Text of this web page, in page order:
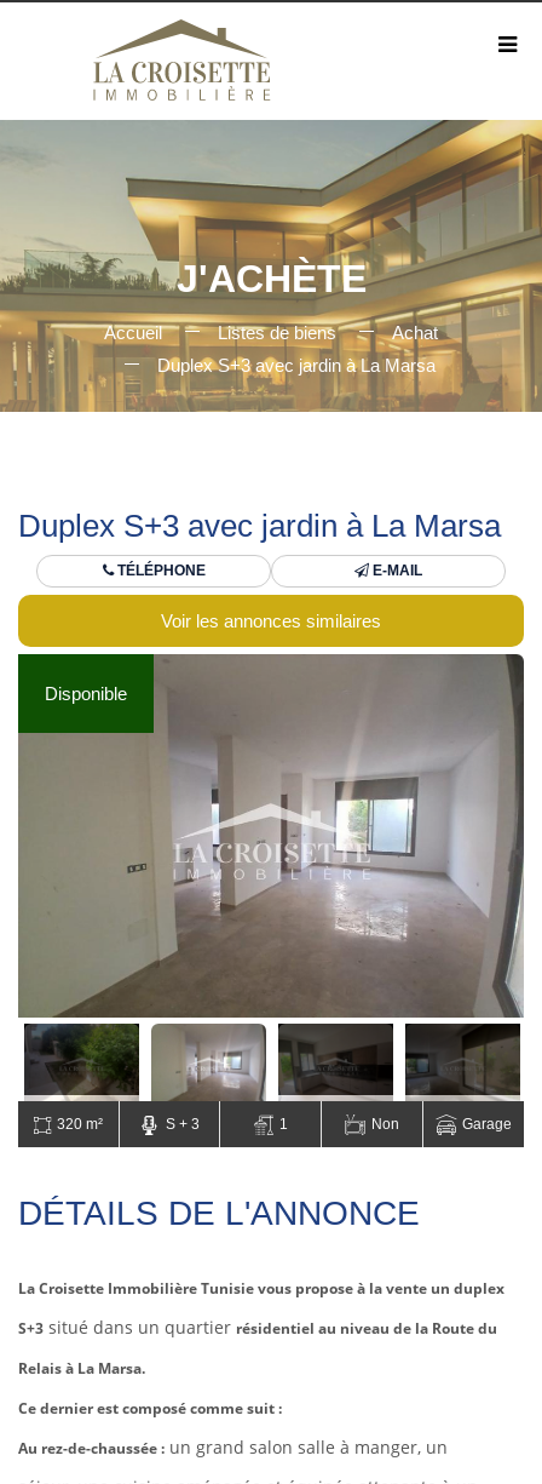
J'ACHÈTE
Accueil Listes de biens
Achat
Duplex S+3 avec jardin à La Marsa
Duplex S+3 avec jardin à La Marsa
TÉLÉPHONE E-MAIL
Voir les annonces similaires
Disponible
320 m² S + 3 1 Non Garage
DÉTAILS DE L'ANNONCE
La Croisette Immobilière Tunisie vous propose à la vente un duplex
S+3 situé dans un quartier résidentiel au niveau de la Route du
Relais à La Marsa.
Ce dernier est composé comme suit :
Au rez-de-chaussée : un grand salon salle à manger, un